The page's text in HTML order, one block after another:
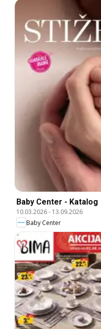
Baby Center - Katalog
10.03.2026- 13.09.2026
Baby Center